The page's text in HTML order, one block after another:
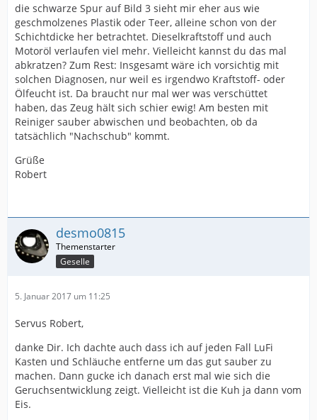
die schwarze Spur auf Bild 3 sieht mir eher aus wie
geschmolzenes Plastik oder Teer, alleine schon von der
Schichtdicke her betrachtet. Dieselkraftstoff und auch
Motoröl verlaufen viel mehr. Vielleicht kannst du das mal
abkratzen? Zum Rest: Insgesamt wäre ich vorsichtig mit
solchen Diagnosen, nur weil es irgendwo Kraftstoff- oder
Ölfeucht ist. Da braucht nur mal wer was verschüttet
haben, das Zeug hält sich schier ewig! Am besten mit
Reiniger sauber abwischen und beobachten, ob da
tatsächlich "Nachschub" kommt.
Grüße
Robert
desmo0815
Geselle
5. Januar 2017 um 11:25
Servus Robert,
danke Dir. Ich dachte auch dass ich auf jeden Fall LuFi
Kasten und Schläuche entferne um das gut sauber zu
machen. Dann gucke ich danach erst mal wie sich die
Geruchsentwicklung zeigt. Vielleicht ist die Kuh ja dann vom
Eis.